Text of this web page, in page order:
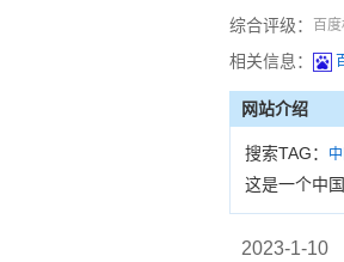
综合评级： 百度
相关信息：
网站介绍
搜索TAG：
这是一个中
2023-1-10